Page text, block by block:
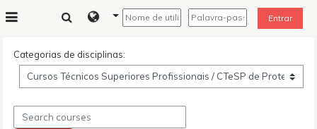
Entrar
Categorias de disciplinas:
Search courses